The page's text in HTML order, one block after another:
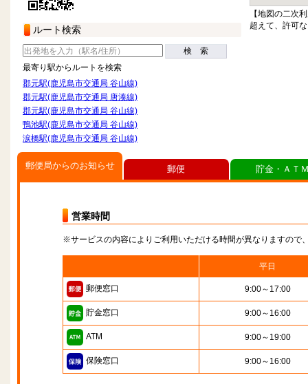
ルート検索
検 索
最寄り駅からルートを検索
郡元駅(鹿児島市交通局 谷山線)
郡元駅(鹿児島市交通局 唐湊線)
郡元駅(鹿児島市交通局 谷山線)
鴨池駅(鹿児島市交通局 谷山線)
涙橋駅(鹿児島市交通局 谷山線)
【地図の二次
超えて、許可
郵便局からのお知らせ
営業時間
※サービスの内容によりご利用いただける時間が異なりますので
平日
郵便窓口 9:00～17:00
貯金窓口 9:00～16:00
ATM 9:00～19:00
保険窓口 9:00～16:00
郵便 貯金・ＡＴ